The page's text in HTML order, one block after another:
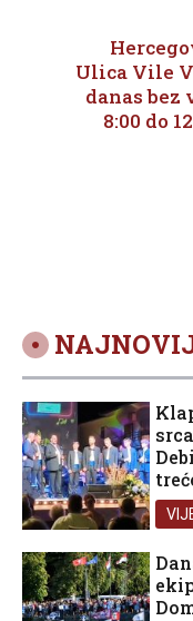
Ulica Vile
danas bez
8:00 do